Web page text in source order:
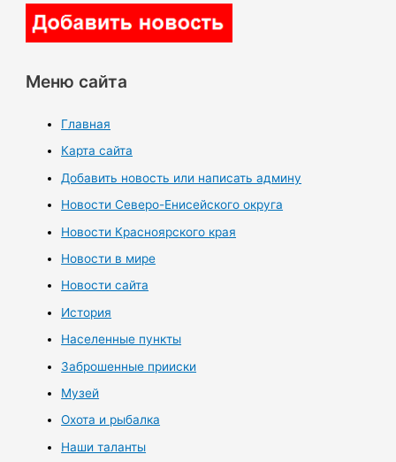
Меню сайта
Главная
Карта сайта
Добавить новость или написать админу
Новости Северо-Енисейского округа
Новости Красноярского края
Новости в мире
Новости сайта
История
Населенные пункты
Заброшенные прииски
Музей
Охота и рыбалка
Наши таланты